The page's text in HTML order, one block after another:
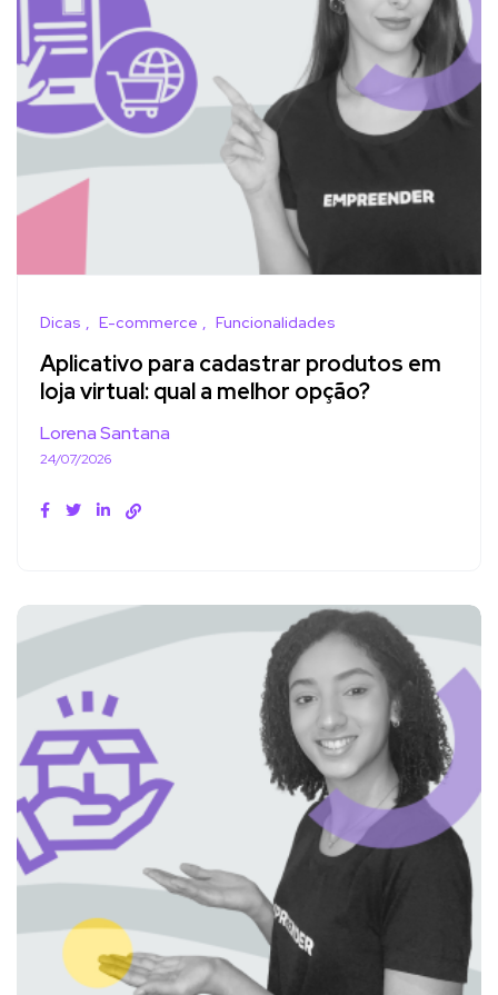
Dicas E-commerce Funcionalidades
Aplicativo para cadastrar produtos em
loja virtual: qual a melhor opção?
Lorena Santana
24/07/2026